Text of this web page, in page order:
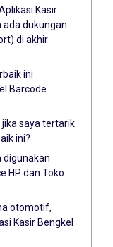
Kasir
ada dukungan
di akhir
ini
Barcode
saya tertarik
ini?
digunakan
HP dan Toko
otomotif,
Kasir Bengkel